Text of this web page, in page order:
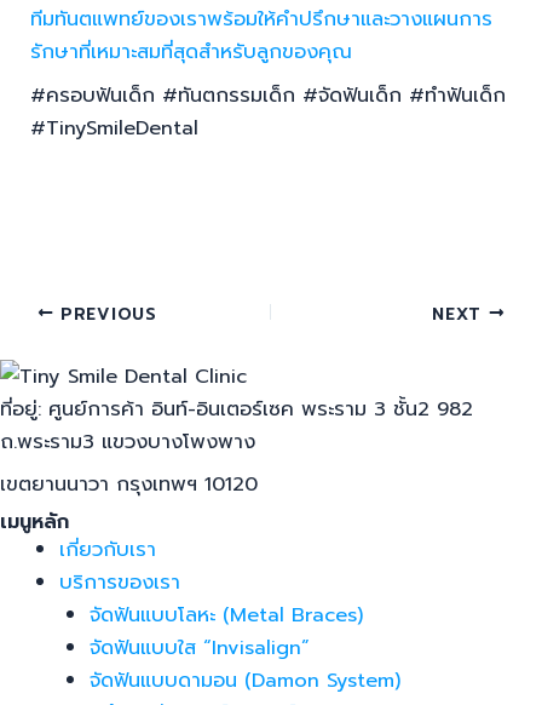
#ครอบฟันเด็ก #ทันตกรรมเด็ก #จัดฟันเด็ก #ทำฟันเด็ก
#TinySmileDental
ที่อยู่: ศูนย์การค้า อินท์-อินเตอร์เซค พระราม 3 ชั้น2 982
ถ.พระราม3 แขวงบางโพงพาง
เกี่ยวกับเรา
บริการของเรา
จัดฟันแบบโลหะ (Metal Braces)
จัดฟันแบบใส “Invisalign”
จัดฟันแบบดามอน (Damon System)
ปรึกษาทีมแพทย์ออนไลน์